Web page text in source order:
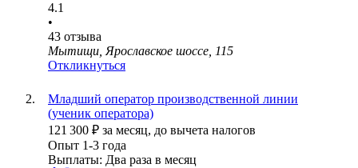
4.1
•
43 отзыва
Мытищи, Ярославское шоссе, 115
Откликнуться
Младший оператор производственной линии
(ученик оператора)
121 300 ₽ за месяц, до вычета налогов
Опыт 1-3 года
Выплаты: Два раза в месяц